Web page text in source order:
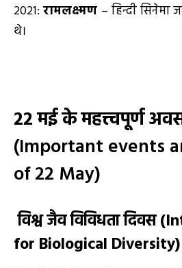
2021: रामलक्ष्मण – हिन्दी सिनेमा
थे।
22मईके महत्त्वपूर्ण
(Important events
of 22 May)
विश्व जैव विविधता दिवस (
for Biological Diversity)